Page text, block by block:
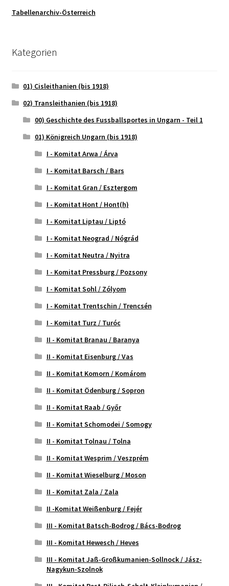
Tabellenarchiv-Österreich
Kategorien
01) Cisleithanien (bis 1918)
02) Transleithanien (bis 1918)
00) Geschichte des Fussballsportes in Ungarn - Teil 1
01) Königreich Ungarn (bis 1918)
I - Komitat Arwa / Árva
I - Komitat Barsch / Bars
I - Komitat Gran / Esztergom
I - Komitat Hont / Hont(h)
I - Komitat Liptau / Liptó
I - Komitat Neograd / Nógrád
I - Komitat Neutra / Nyitra
I - Komitat Pressburg / Pozsony
I - Komitat Sohl / Zólyom
I - Komitat Trentschin / Trencsén
I - Komitat Turz / Turóc
II - Komitat Branau / Baranya
II - Komitat Eisenburg / Vas
II - Komitat Komorn / Komárom
II - Komitat Ödenburg / Sopron
II - Komitat Raab / Győr
II - Komitat Schomodei / Somogy
II - Komitat Tolnau / Tolna
II - Komitat Wesprim / Veszprém
II - Komitat Wieselburg / Moson
II - Komitat Zala / Zala
II -Komitat Weißenburg / Fejér
III - Komitat Batsch-Bodrog / Bács-Bodrog
III - Komitat Hewesch / Heves
III - Komitat Jaß-Großkumanien-Sollnock / Jász-
Nagykun-Szolnok